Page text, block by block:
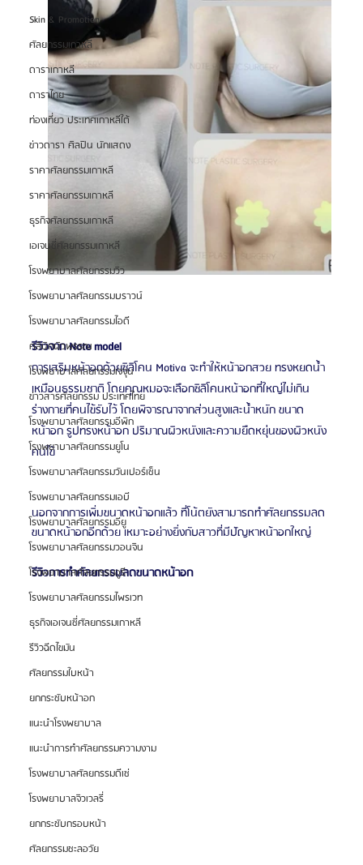
Skin & Promotion
ศัลยกรรมเกาหลี
ดาราเกาหลี
ดาราไทย
ท่องเที่ยว ประเทศเกาหลีใต้
ข่าวดารา ศิลปิน นักแสดง
ราคาศัลยกรรมเกาหลี
ราคาศัลยกรรมเกาหลี
ธุรกิจศัลยกรรมเกาหลี
เอเจนซี่ศัลยกรรมเกาหลี
โรงพยาบาลศัลยกรรมวิว
โรงพยาบาลศัลยกรรมบราวน์
โรงพยาบาลศัลยกรรมไอดี
คลินิกผิวพรรณ
โรงพยาบาลศัลยกรรมเจจุน
ข่าวสารศัลยกรรม ประเทศไทย
โรงพยาบาลศัลยกรรมอีพิก
โรงพยาบาลศัลยกรรมยูโน
โรงพยาบาลศัลยกรรมวันเปอร์เซ็น
โรงพยาบาลศัลยกรรมเอบี
โรงพยาบาลศัลยกรรมอียู
โรงพยาบาลศัลยกรรมวอนจิน
โรงพยาบาลศัลยกรรมอูรี
โรงพยาบาลศัลยกรรมไพรเวท
ธุรกิจเอเจนซี่ศัลยกรรมเกาหลี
รีวิวฉีดไขมัน
ศัลยกรรมใบหน้า
ยกกระชับหน้าอก
แนะนำโรงพยาบาล
แนะนำการทำศัลยกรรมความงาม
โรงพยาบาลศัลยกรรมดีเซ่
โรงพยาบาลจิวเวลรี่
ยกกระชับกรอบหน้า
ศัลยกรรมชะลอวัย
รีวิวจาก Note model
การเสริมหน้าอกด้วยซิลิโคน Motiva จะทำให้หน้าอกสวย ทรงหยดน้ำ
เหมือนธรรมชาติ โดยคุณหมอจะเลือกซิลิโคนหน้าอกที่ใหญ่ไม่เกิน
ร่างกายที่คนไข้รับไว้ โดยพิจารณาจากส่วนสูงและน้ำหนัก ขนาด
หน้าอก รูปทรงหน้าอก ปริมาณผิวหนังและความยืดหยุ่นของผิวหนัง
คนไข้
นอกจากการเพิ่มขนาดหน้าอกแล้ว ที่โน้ตยังสามารถทำศัลยกรรมลด
ขนาดหน้าอกอีกด้วย เหมาะอย่างยิ่งกับสาวที่มีปัญหาหน้าอกใหญ่
รีวิวการทำศัลยกรรมลดขนาดหน้าอก